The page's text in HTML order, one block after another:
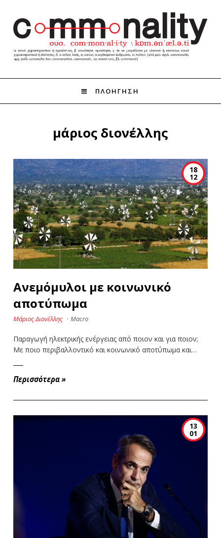
ΠΛΟΗΓΗΣΗ
μάριος διονέλλης
18
12
Ανεμόμυλοι με κοινωνικό
αποτύπωμα
Μάριος Διονέλλης · Macro
Παραγωγή ηλεκτρικής ενέργειας από ποιον και για ποιον;
Με ποιο περιβαλλοντικό και κοινωνικό αποτύπωμα και…
Περισσότερα »
13
01